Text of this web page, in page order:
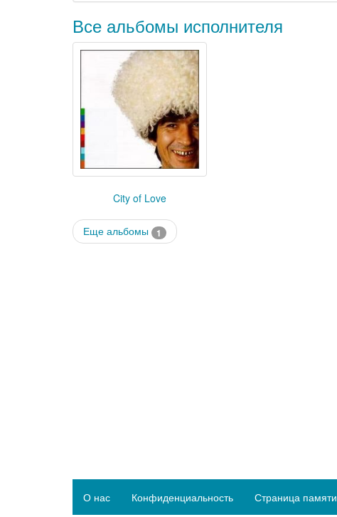
Все альбомы исполнителя
City of Love
Еще альбомы 1
О нас Конфиденциальность Страница памяти